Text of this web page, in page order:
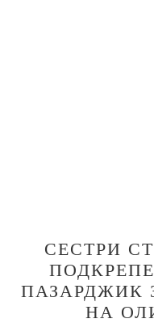
СЕСТРИ
ПАЗАРДЖИК
НА